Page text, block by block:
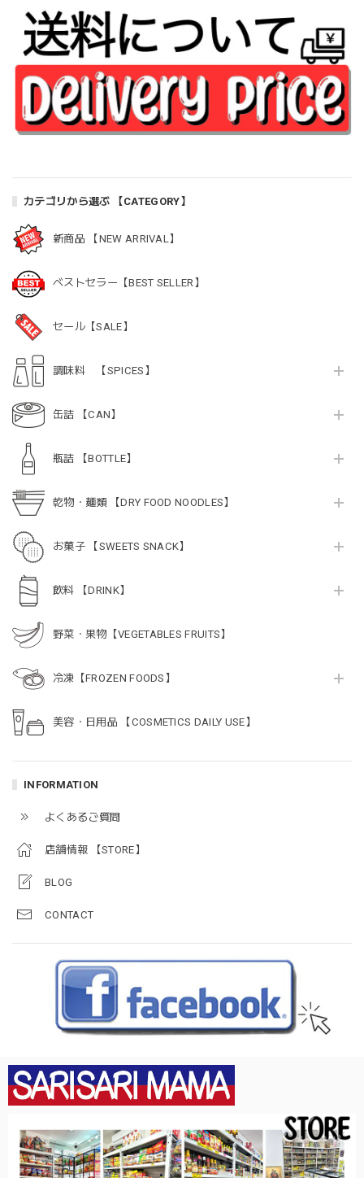
カテゴリから選ぶ 【CATEGORY】
新商品 【NEW ARRIVAL】
ベストセラー【BEST SELLER】
セール【SALE】
調味料 【SPICES】
缶詰 【CAN】
瓶詰 【BOTTLE】
乾物・麺類 【DRY FOOD NOODLES】
お菓子 【SWEETS SNACK】
飲料 【DRINK】
野菜・果物【VEGETABLES FRUITS】
冷凍【FROZEN FOODS】
美容・日用品 【COSMETICS DAILY USE】
INFORMATION
よくあるご質問
店舗情報 【STORE】
BLOG
CONTACT